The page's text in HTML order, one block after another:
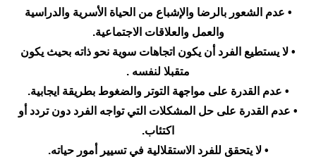
• عدم الشعور بالرضا والإشباع من الحياة الأسرية والدراسية
والعمل والعلاقات الاجتماعية.
• لا يستطيع الفرد أن يكون اتجاهات سوية نحو ذاته بحيث يكون
متقبلا لنفسه .
• عدم القدرة على مواجهة التوتر والضغوط بطريقة ايجابية.
• عدم القدرة على حل المشكلات التي تواجه الفرد دون تردد أو
اكتئاب.
• لا يتحقق للفرد الاستقلالية في تسيير أمور حياته.